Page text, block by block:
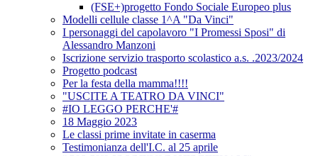
(FSE+)progetto Fondo Sociale Europeo plus
Modelli cellule classe 1^A "Da Vinci"
I personaggi del capolavoro "I Promessi Sposi" di
Alessandro Manzoni
Iscrizione servizio trasporto scolastico a.s. .2023/2024
Progetto podcast
Per la festa della mamma!!!!
"USCITE A TEATRO DA VINCI"
#IO LEGGO PERCHE'#
18 Maggio 2023
Le classi prime invitate in caserma
Testimonianza dell'I.C. al 25 aprile